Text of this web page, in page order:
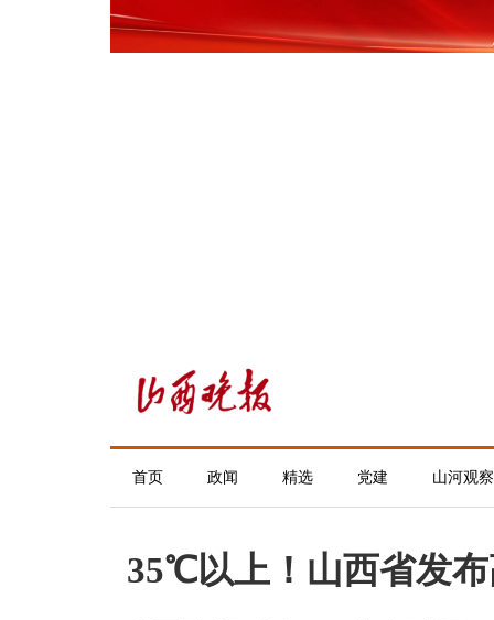
首页 政闻 精选 党建 山河观察
35℃以上！山西省发